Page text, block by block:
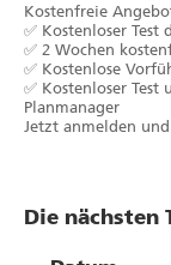
Kostenfreie
✅ Kostenloser Test
✅ 2 Wochen
✅ Kostenlose
✅ Kostenloser Test
Planmanager
Jetzt anmelden
Die nächsten